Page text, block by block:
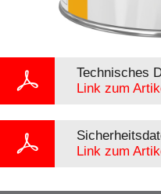
Technisches
Link zum
Link zum